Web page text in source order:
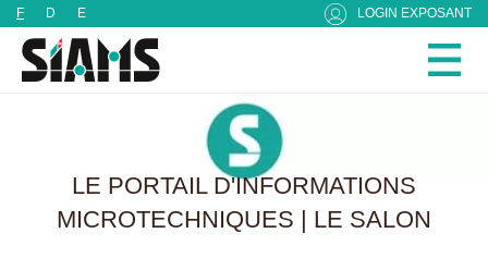
F D E LOGIN EXPOSANT
LE PORTAIL D'INFORMATIONS
MICROTECHNIQUES | LE SALON
Panneau de gestion des cookies